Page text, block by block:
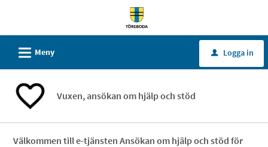
Töreboda
kommun
L Meny u Logga in
Vuxen, ansökan om hjälp och stöd
Välkommen till e-tjänsten Ansökan om hjälp och stöd för